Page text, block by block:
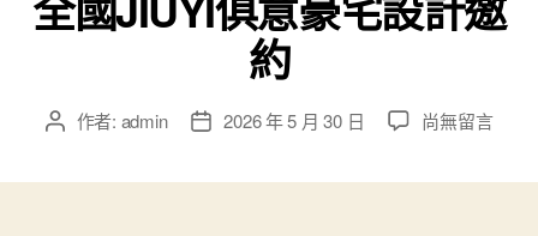
約
文 作者: admin
文 2026 年 5 月 30 日
在
尚無留言